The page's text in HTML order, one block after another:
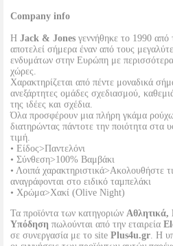
Company info
Η Jack & Jones γεννήθηκε το 1990 από
αποτελεί σήμερα έναν από τους
ενδυμάτων στην Ευρώπη με
χώρες.
Χαρακτηρίζεται από πέντε μοναδικά
ανεξάρτητες ομάδες σχεδιασμού,
της ιδέες και σχέδια.
Όλα προσφέρουν μια πλήρη γκάμα
διατηρώντας πάντοτε την ποιότητα στα
τιμή.
• Είδος>Παντελόνι
• Σύνθεση>100% Βαμβάκι
• Λοιπά χαρακτηριστικά>Ακολουθήστε
αναγράφονται στο ειδικό ταμπελάκι
• Χρώμα>Χακί (Olive Night)
Τα προϊόντα των κατηγοριών Αθλητικά,
Υπόδηση πωλούνται από την εταιρεία
σε συνεργασία με το site Plus4u.gr. Η